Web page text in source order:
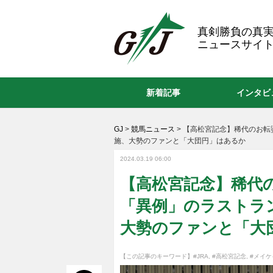
真剣勝負の真
ニュースサイ
GJ > 競馬ニュース >
【高松宮記念】稀代のお
施、大勢のファンと「大団円」はあるか
2024.03.19 06:00
【高松宮記念】稀
「異例」のラスト
大勢のファンと「大
【この記事のキーワード】 #JRA #高松宮記念 #メイケ
新着記事 インタビ